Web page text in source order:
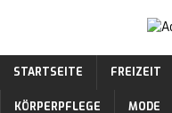
STARTSEITE FREIZEIT
KÖRPERPFLEGE MODE